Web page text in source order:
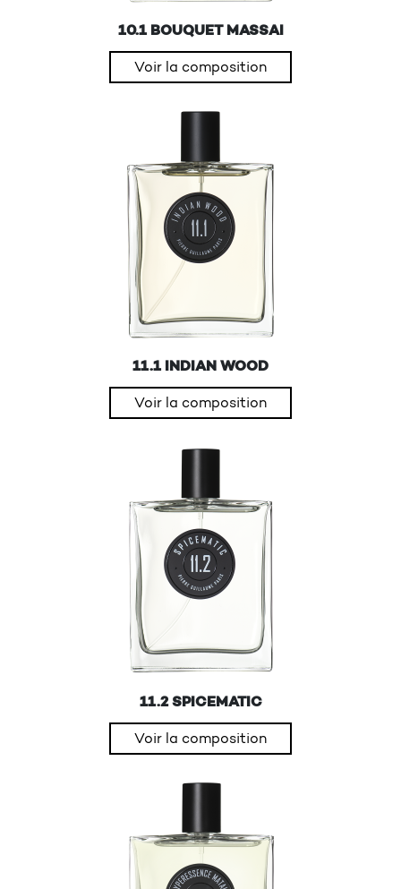
10.1 BOUQUET MASSAI
Voir la composition
11.1 INDIAN WOOD
Voir la composition
11.2 SPICEMATIC
Voir la composition